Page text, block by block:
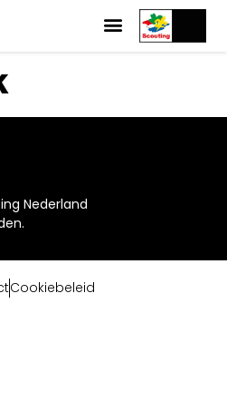
Nederland
Cookiebeleid